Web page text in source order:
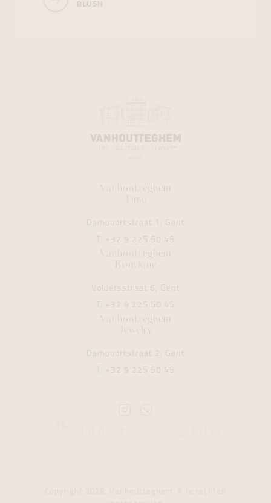
BLUSH
Vanhoutteghem
Time
Dampoortstraat 1, Gent
T. +32 9 225 50 45
Vanhoutteghem
Boutique
Voldersstraat 6, Gent
T. +32 9 225 50 45
Vanhoutteghem
Jewelry
Dampoortstraat 2, Gent
T. +32 9 225 50 45